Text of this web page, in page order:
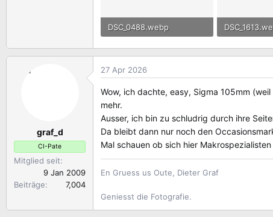
DSC_0488.webp
57.3 KB · Aufrufe: 5
66.6 KB ·
graf_d
CI-Pate
Mitglied seit
9 Jan 2009
Beiträge
7,004
27 Apr 2026
Wow, ich dachte, easy, Sigma 105mm
mehr.
Ausser, ich bin zu schludrig durch ihre
Da bleibt dann nur noch den
Mal schauen ob sich hier
En Gruess us Oute, Dieter Graf
Geniesst die Fotografie.